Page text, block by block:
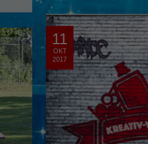
11
OKT
2017